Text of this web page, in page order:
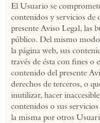
El Usuario se
contenidos y servicios
presente Aviso Legal, las
público. Del mismo
la página web, sus
través de ésta con fines o
contenido del presente
derechos de terceros, o
inutilizar, hacer
contenidos o sus
la misma por otros